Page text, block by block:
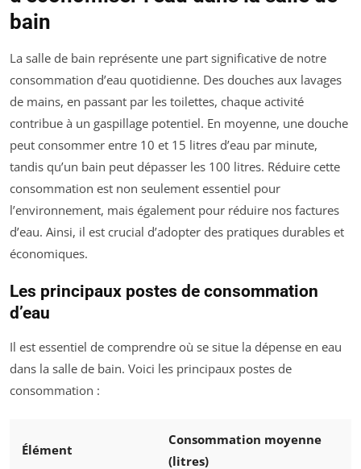
bain
La salle de bain représente une part significative de notre
consommation d’eau quotidienne. Des douches aux lavages
de mains, en passant par les toilettes, chaque activité
contribue à un gaspillage potentiel. En moyenne, une douche
peut consommer entre 10 et 15 litres d’eau par minute,
tandis qu’un bain peut dépasser les 100 litres. Réduire cette
consommation est non seulement essentiel pour
l’environnement, mais également pour réduire nos factures
d’eau. Ainsi, il est crucial d’adopter des pratiques durables et
économiques.
Les principaux postes de consommation
d’eau
Il est essentiel de comprendre où se situe la dépense en eau
dans la salle de bain. Voici les principaux postes de
consommation :
Élément
Consommation moyenne
(litres)